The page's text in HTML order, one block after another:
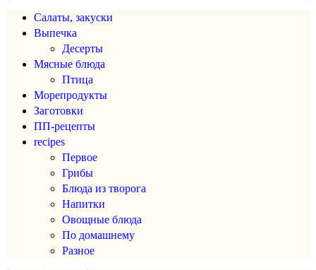
Салаты, закуски
Выпечка
Десерты
Мясные блюда
Птица
Морепродукты
Заготовки
ПП-рецепты
recipes
Первое
Грибы
Блюда из творога
Напитки
Овощные блюда
По домашнему
Разное